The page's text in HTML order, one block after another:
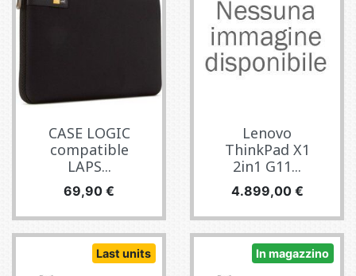
CASE LOGIC
compatible
LAPS...
Prezzo
69,90 €
Lenovo
ThinkPad X1
2in1 G11...
Prezzo
4.899,00 €
Last units In magazzino